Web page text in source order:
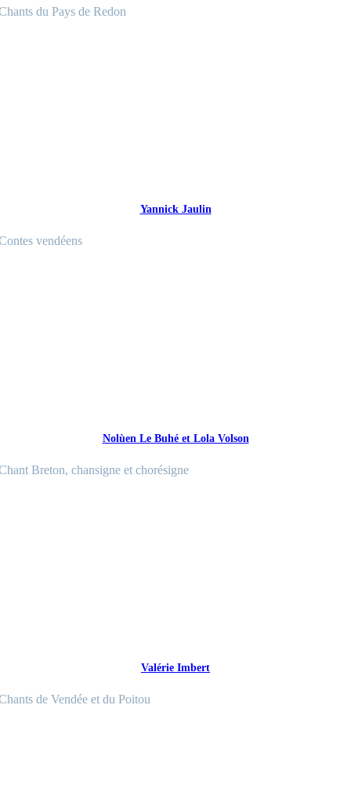
du Pays de Redon
Yannick Jaulin
vendéens
Nolùen Le Buhé et Lola Volson
Breton, chansigne et chorésigne
Valérie Imbert
de Vendée et du Poitou